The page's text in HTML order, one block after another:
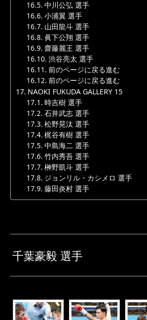
中川公弘 選手
小浦翼 選手
山田龍斗 選手
眞下公翔 選手
齋藤麗王 選手
渋谷亮太 選手
前のページに戻る進む
前のページに戻る進む
NAOKI FUKUDA GALLERY 15
時吉樹 選手
石井武志 選手
松野晃汰 選手
梶谷有樹 選手
中島海二 選手
竹内秀吾 選手
榊野凱斗 選手
ジョンリル・カシメロ 選手
藤田炎村 選手
千葉豪毅 選手